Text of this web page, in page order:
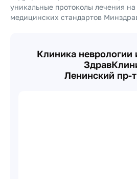
уникальные протоколы лечения
медицинских стандартов
Клиника неврологии
Ленинский пр-